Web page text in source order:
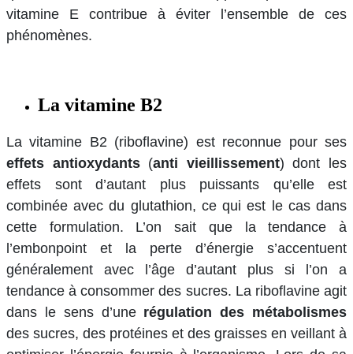
vitamine E contribue à éviter l’ensemble de ces
phénomènes.
La vitamine B2
La vitamine B2 (riboflavine) est reconnue pour ses
effets antioxydants (anti vieillissement) dont les
effets sont d’autant plus puissants qu’elle est
combinée avec du glutathion, ce qui est le cas dans
cette formulation. L’on sait que la tendance à
l’embonpoint et la perte d’énergie s’accentuent
généralement avec l’âge d’autant plus si l’on a
tendance à consommer des sucres. La riboflavine agit
dans le sens d’une régulation des métabolismes
des sucres, des protéines et des graisses en veillant à